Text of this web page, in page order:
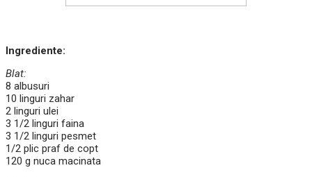
Ingrediente:
Blat:
8 albusuri
10 linguri zahar
2 linguri ulei
3 1/2 linguri faina
3 1/2 linguri pesmet
1/2 plic praf de copt
120 g nuca macinata